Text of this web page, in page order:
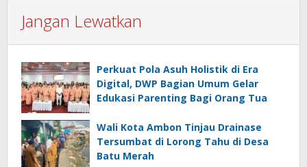
Jangan Lewatkan
Perkuat Pola Asuh Holistik di Era
Digital, DWP Bagian Umum Gelar
Edukasi Parenting Bagi Orang Tua
Wali Kota Ambon Tinjau Drainase
Tersumbat di Lorong Tahu di Desa
Batu Merah